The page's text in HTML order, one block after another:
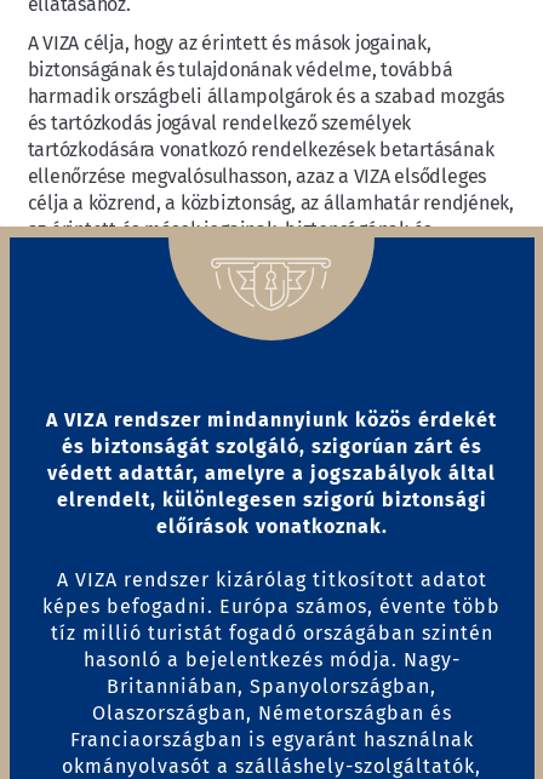
A VIZA célja, hogy az érintett és mások jogainak,
biztonságának és tulajdonának védelme, továbbá
harmadik országbeli állampolgárok és a szabad mozgás
és tartózkodás jogával rendelkező személyek
tartózkodására vonatkozó rendelkezések betartásának
ellenőrzése megvalósulhasson, azaz a VIZA elsődleges
célja a közrend, a közbiztonság, az államhatár rendjének,
az érintett és mások jogainak, biztonságának és
tulajdonának védelmének elősegítése.
A VIZA rendszer mindannyiunk közös érdekét
és biztonságát szolgáló, szigorúan zárt és
védett adattár, amelyre a jogszabályok által
elrendelt, különlegesen szigorú biztonsági
előírások vonatkoznak.
A VIZA rendszer kizárólag titkosított adatot
képes befogadni. Európa számos, évente több
tíz millió turistát fogadó országában szintén
hasonló a bejelentkezés módja. Nagy-
Britanniában, Spanyolországban,
Olaszországban, Németországban és
Franciaországban is egyaránt használnak
okmányolvasót a szálláshely-szolgáltatók,